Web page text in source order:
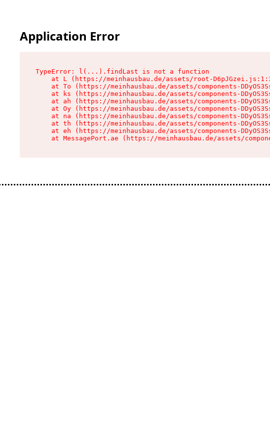
Application Error
TypeError: l(...).findLast is not a function
at L (https://meinhausbau.de/assets/root-
at To (https://meinhausbau.de/assets/components-
at ks (https://meinhausbau.de/assets/components-
at ah (https://meinhausbau.de/assets/components-
at Oy (https://meinhausbau.de/assets/components-
at na (https://meinhausbau.de/assets/components-
at th (https://meinhausbau.de/assets/components-
at eh (https://meinhausbau.de/assets/components-
at MessagePort.ae (https://meinhausbau.de/assets/